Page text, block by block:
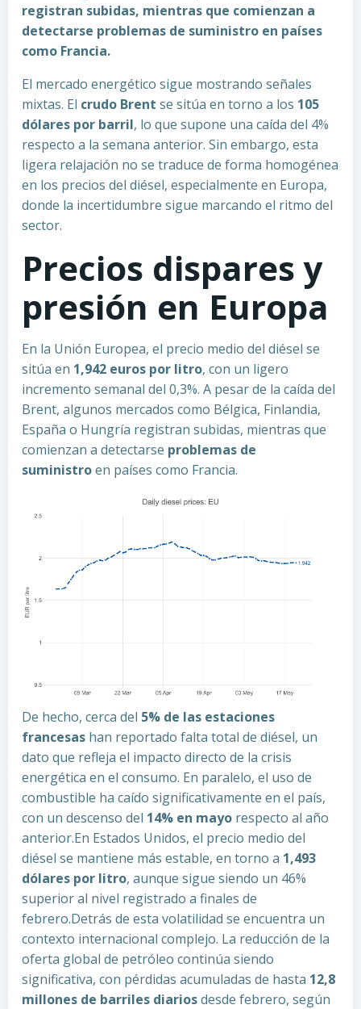
registran subidas, mientras que comienzan a
detectarse problemas de suministro en países
como Francia.
El mercado energético sigue mostrando señales
mixtas. El crudo Brent se sitúa en torno a los 105
dólares por barril, lo que supone una caída del 4%
respecto a la semana anterior. Sin embargo, esta
ligera relajación no se traduce de forma homogénea
en los precios del diésel, especialmente en Europa,
donde la incertidumbre sigue marcando el ritmo del
sector.
Precios dispares y
presión en Europa
En la Unión Europea, el precio medio del diésel se
sitúa en 1,942 euros por litro, con un ligero
incremento semanal del 0,3%. A pesar de la caída del
Brent, algunos mercados como Bélgica, Finlandia,
España o Hungría registran subidas, mientras que
comienzan a detectarse problemas de
suministroen países como Francia.
De hecho, cerca del 5% de las estaciones
francesas han reportado falta total de diésel, un
dato que refleja el impacto directo de la crisis
energética en el consumo. En paralelo, el uso de
combustible ha caído significativamente en el país,
con un descenso del 14% en mayo respecto al año
anterior.En Estados Unidos, el precio medio del
diésel se mantiene más estable, en torno a 1,493
dólares por litro, aunque sigue siendo un 46%
superior al nivel registrado a finales de
febrero.Detrás de esta volatilidad se encuentra un
contexto internacional complejo. La reducción de la
oferta global de petróleo continúa siendo
significativa, con pérdidas acumuladas de hasta 12,8
millones de barriles diariosdesde febrero, según